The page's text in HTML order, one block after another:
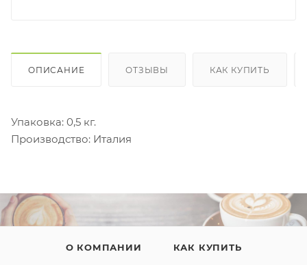
ОПИСАНИЕ ОТЗЫВЫ КАК КУПИТЬ
Упаковка: 0,5 кг.
Производство: Италия
О КОМПАНИИ КАК КУПИТЬ